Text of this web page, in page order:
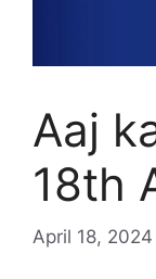
Aaj
18th
April 18, 2024